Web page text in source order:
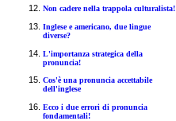
Non cadere nella trappola culturalista!
Inglese e americano, due lingue
diverse?
L'importanza strategica della
pronuncia!
Cos'è una pronuncia accettabile
dell'inglese
Ecco i due errori di pronuncia
fondamentali!